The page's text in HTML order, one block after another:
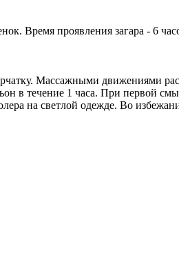
Время проявления загара - 6
Массажными движениями
в течение 1 часа. При первой
на светлой одежде. Во